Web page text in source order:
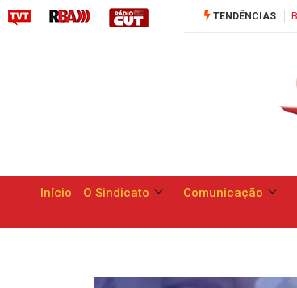
TENDÊNCIAS
de apresentar respostas às reivindicações dos trabalhadores
Início O Sindicato Comunicação